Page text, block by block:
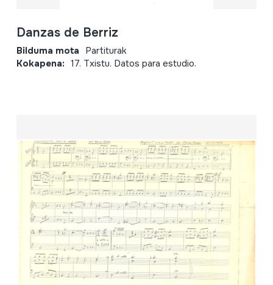
Danzas de Berriz
Bilduma mota Partiturak
Kokapena: 17. Txistu. Datos para estudio.